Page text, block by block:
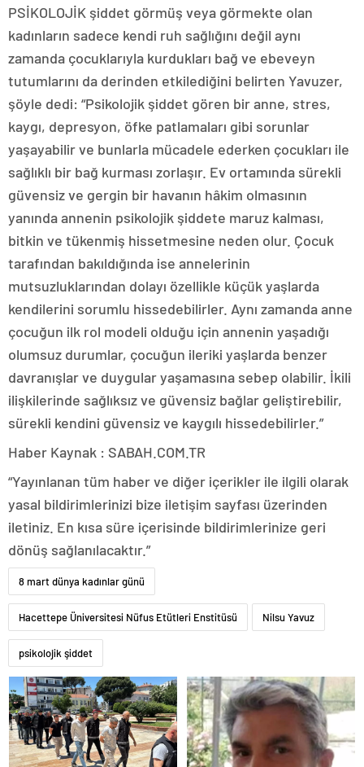
PSİKOLOJİK şiddet görmüş veya görmekte olan
kadınların sadece kendi ruh sağlığını değil aynı
zamanda çocuklarıyla kurdukları bağ ve ebeveyn
tutumlarını da derinden etkilediğini belirten Yavuzer,
şöyle dedi: “Psikolojik şiddet gören bir anne, stres,
kaygı, depresyon, öfke patlamaları gibi sorunlar
yaşayabilir ve bunlarla mücadele ederken çocukları ile
sağlıklı bir bağ kurması zorlaşır. Ev ortamında sürekli
güvensiz ve gergin bir havanın hâkim olmasının
yanında annenin psikolojik şiddete maruz kalması,
bitkin ve tükenmiş hissetmesine neden olur. Çocuk
tarafından bakıldığında ise annelerinin
mutsuzluklarından dolayı özellikle küçük yaşlarda
kendilerini sorumlu hissedebilirler. Aynı zamanda anne
çocuğun ilk rol modeli olduğu için annenin yaşadığı
olumsuz durumlar, çocuğun ileriki yaşlarda benzer
davranışlar ve duygular yaşamasına sebep olabilir. İkili
ilişkilerinde sağlıksız ve güvensiz bağlar geliştirebilir,
sürekli kendini güvensiz ve kaygılı hissedebilirler.”
Haber Kaynak : SABAH.COM.TR
“Yayınlanan tüm haber ve diğer içerikler ile ilgili olarak
yasal bildirimlerinizi bize iletişim sayfası üzerinden
iletiniz. En kısa süre içerisinde bildirimlerinize geri
dönüş sağlanılacaktır.”
8 mart dünya kadınlar günü
Hacettepe Üniversitesi Nüfus Etütleri Enstitüsü Nilsu Yavuz
psikolojik şiddet